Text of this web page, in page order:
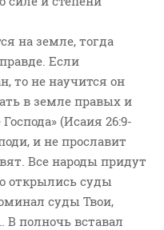
на земле, тогда
Если
то не научится он
в земле правых и
(Исаия 26:9-
и не прославит
Все народы придут
открылись суды
суды Твои,
В полночь вставал